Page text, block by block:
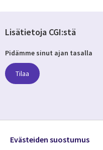
Lisätietoja CGI:stä
Pidämme sinut ajan tasalla
Tilaa
Evästeiden suostumus